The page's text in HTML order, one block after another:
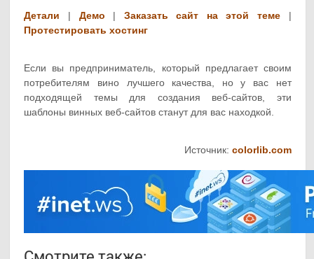
Детали | Демо | Заказать сайт на этой теме |
Протестировать хостинг
Если вы предприниматель, который предлагает своим
потребителям вино лучшего качества, но у вас нет
подходящей темы для создания веб-сайтов, эти
шаблоны винных веб-сайтов станут для вас находкой.
Источник: colorlib.com